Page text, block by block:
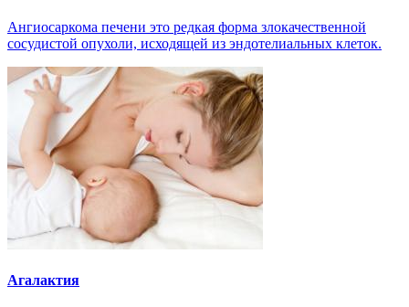
Ангиосаркома печени это редкая форма злокачественной
сосудистой опухоли, исходящей из эндотелиальных клеток.
Агалактия